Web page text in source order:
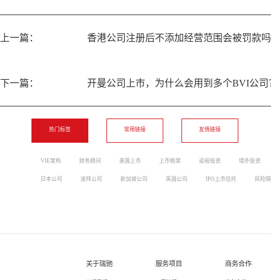
上一篇： 香港公司注册后不添加经营范围会被罚款
下一篇： 开曼公司上市，为什么会用到多个BVI公司
热门标签
VIE架构 财务顾问 美国上市 上市框架 返程投资 境外投资
日本公司 迪拜公司 新加坡公司 英国公司 IPO上市信托 风险
常用链接 友情链接
关于瑞驰 服务项目 商务合作